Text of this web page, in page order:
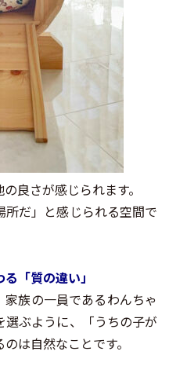
良さが感じられます。
だ」と感じられる空間で
「質の違い」
族の一員であるわんちゃ
ぶように、「うちの子が
は自然なことです。